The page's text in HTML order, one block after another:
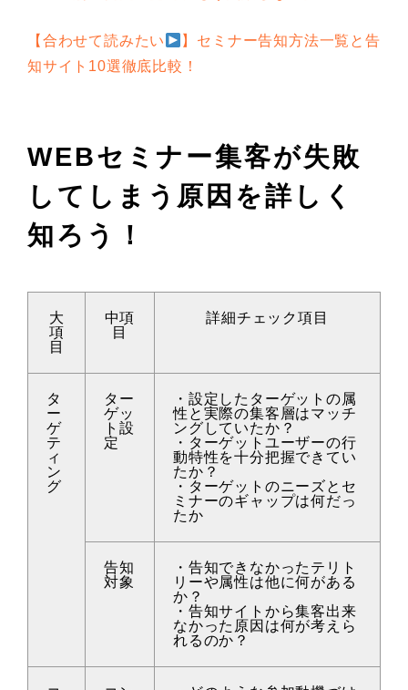
【合わせて読みたい
】セミナー告知方法一覧と告
知サイト10選徹底比較！
WEBセミナー集客が失敗
してしまう原因を詳しく
知ろう！
大
項
目
中項
目
詳細チェック項目
タ
ー
ゲ
テ
ィ
ン
グ
ター
ゲッ
ト設
定
・設定したターゲットの属
性と実際の集客層はマッチ
ングしていたか？
・ターゲットユーザーの行
動特性を十分把握できてい
たか？
・ターゲットのニーズとセ
ミナーのギャップは何だっ
たか
告知
対象
・告知できなかったテリト
リーや属性は他に何がある
か？
・告知サイトから集客出来
なかった原因は何が考えら
れるのか？